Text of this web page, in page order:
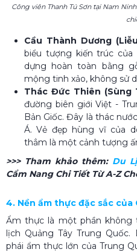
Công viên Thanh Tú Sơn tại Nam
Cầu Thành Dương
biểu tượng kiến trúc
dựng hoàn toàn bằng
mộng tinh xảo, không sử
Thác Đức Thiên (Sùng
đường biên giới Việt -
Bản Giốc. Đây là thác
Á. Vẻ đẹp hùng vĩ của
thẳm là một cảnh tượng
>>> Tham khảo thêm: Du
Cẩm Nang Chi Tiết Từ A-Z
4. Nền ẩm thực đặc sắc của
Ẩm thực là một phần không
lịch Quảng Tây Trung
phái ẩm thực lớn của Trung